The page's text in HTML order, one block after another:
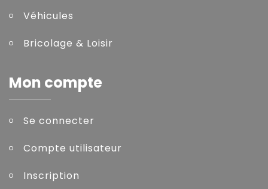
Véhicules
Bricolage & Loisir
Mon compte
Se connecter
Compte utilisateur
Inscription